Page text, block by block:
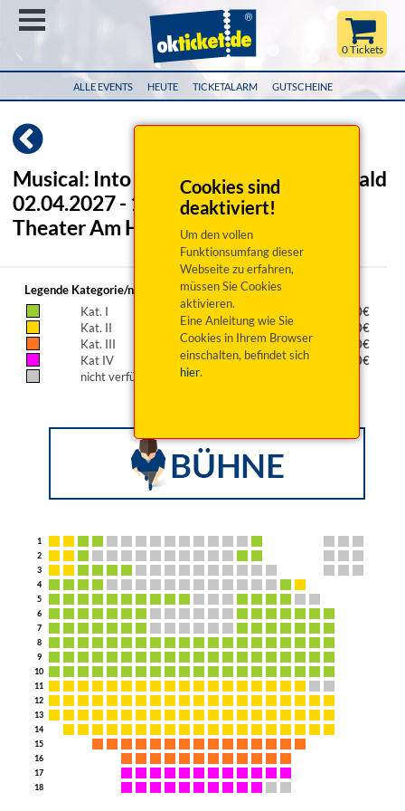
ALLE EVENTS HEUTE TICKETALARM GUTSCHEINE
0 Tickets
Cookies sind
deaktiviert!
Um den vollen
Funktionsumfang dieser
Webseite zu erfahren,
müssen Sie Cookies
aktivieren.
Eine Anleitung wie Sie
Cookies in Ihrem Browser
einschalten, befindet sich
hier.
Musical: Into the Woods - Ab in den Wald
02.04.2027 - 19:30 Uhr - Straubing,
Theater Am Hagen
Legende Kategorie/n:
Kat. I
49,00€
Kat. II
44,00€
Kat. III
39,00€
Kat IV
34,00€
nicht verfügbar
1
2
3
4
5
6
7
8
9
10
11
12
13
14
15
16
17
18